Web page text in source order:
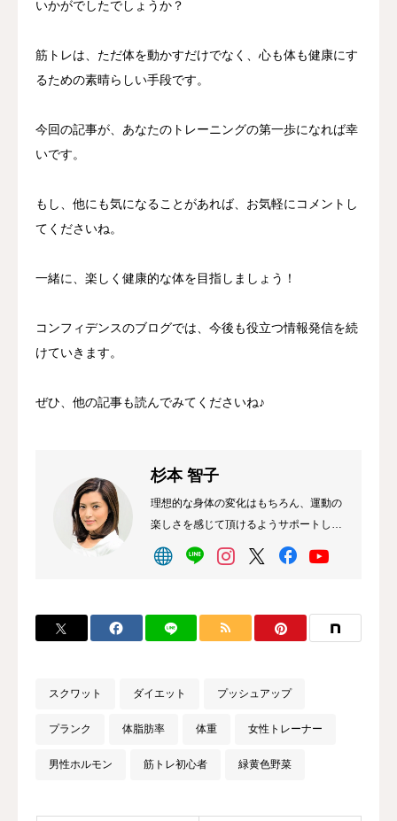
いかがでしたでしょうか？
筋トレは、ただ体を動かすだけでなく、心も体も健康にす
るための素晴らしい手段です。
今回の記事が、あなたのトレーニングの第一歩になれば幸
いです。
もし、他にも気になることがあれば、お気軽にコメントし
てくださいね。
一緒に、楽しく健康的な体を目指しましょう！
コンフィデンスのブログでは、今後も役立つ情報発信を続
けていきます。
ぜひ、他の記事も読んでみてくださいね♪
杉本 智子
理想的な身体の変化はもちろん、運動の
楽しさを感じて頂けるようサポートして
まいります。特に、女性向けの美容トレ
ーニングにおいては、全身のラインを整
性らしさを生かした綺麗なボディメイク
NHKカルチャー（シェイプアップ講
ネストレーナー、アスリートフードマイ
スター
スクワット ダイエット プッシュアップ
プランク 体脂肪率 体重 女性トレーナー
男性ホルモン 筋トレ初心者 緑黄色野菜